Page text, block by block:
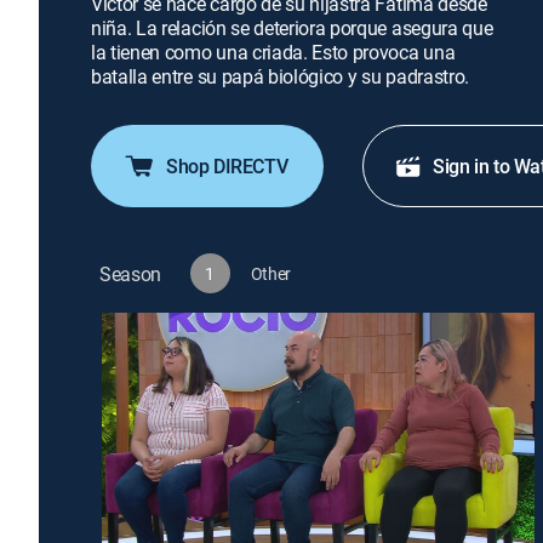
niña. La relación se deteriora porque asegura que
la tienen como una criada. Esto provoca una
batalla entre su papá biológico y su padrastro.
Shop DIRECTV Sign in to
Season 1 Other